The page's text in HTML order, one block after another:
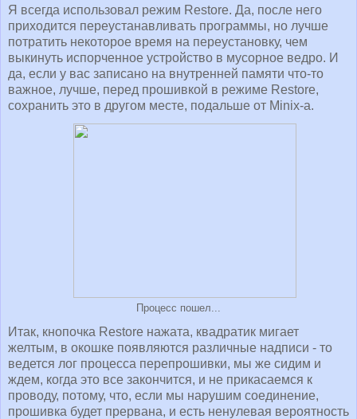
Я всегда использовал режим Restore. Да, после него
приходится переустанавливать программы, но лучше
потратить некоторое время на переустановку, чем
выкинуть испорченное устройство в мусорное ведро. И
да, если у вас записано на внутренней памяти что-то
важное, лучше, перед прошивкой в режиме Restore,
сохранить это в другом месте, подальше от Minix-а.
Процесс пошел...
Итак, кнопочка Restore нажата, квадратик мигает
желтым, в окошке появляются различные надписи - то
ведется лог процесса перепрошивки, мы же сидим и
ждем, когда это все закончится, и не прикасаемся к
проводу, потому, что, если мы нарушим соединение,
прошивка будет прервана, и есть ненулевая вероятность